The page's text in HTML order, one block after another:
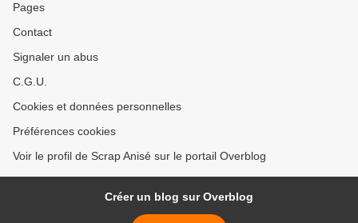
Pages
Contact
Signaler un abus
C.G.U.
Cookies et données personnelles
Préférences cookies
Voir le profil de Scrap Anisé sur le portail Overblog
Créer un blog sur Overblog